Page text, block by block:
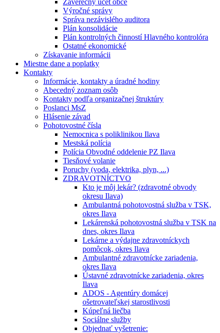
Záverečný účet obce
Výročné správy
Správa nezávislého auditora
Plán konsolidácie
Plán kontrolných činností Hlavného kontrolóra
Ostatné ekonomické
Získavanie informácii
Miestne dane a poplatky
Kontakty
Informácie, kontakty a úradné hodiny
Abecedný zoznam osôb
Kontakty podľa organizačnej štruktúry
Poslanci MsZ
Hlásenie závad
Pohotovostné čísla
Nemocnica s poliklinikou Ilava
Mestská polícia
Polícia Obvodné oddelenie PZ Ilava
Tiesňové volanie
Poruchy (voda, elektrika, plyn, ...)
ZDRAVOTNÍCTVO
Kto je môj lekár? (zdravotné obvody
okresu Ilava)
Ambulantná pohotovostná služba v TSK,
okres Ilava
Lekárenská pohotovostná služba v TSK na
dnes, okres Ilava
Lekárne a výdajne zdravotníckych
pomôcok, okres Ilava
Ambulantné zdravotnícke zariadenia,
okres Ilava
Ústavné zdravotnícke zariadenia, okres
Ilava
ADOS - Agentúry domácej
ošetrovateľskej starostlivosti
Kúpeľná liečba
Sociálne služby
Objednať vyšetrenie: